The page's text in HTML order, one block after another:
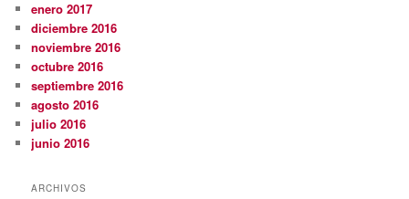
enero 2017
diciembre 2016
noviembre 2016
octubre 2016
septiembre 2016
agosto 2016
julio 2016
junio 2016
ARCHIVOS